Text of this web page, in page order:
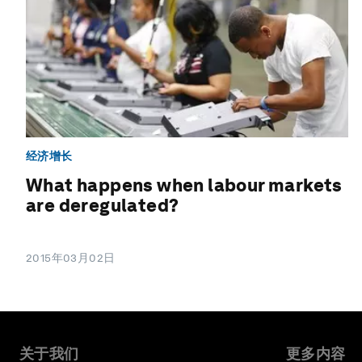
经济增长
What happens when labour markets
are deregulated?
2015年03月02日
关于我们 更多内容